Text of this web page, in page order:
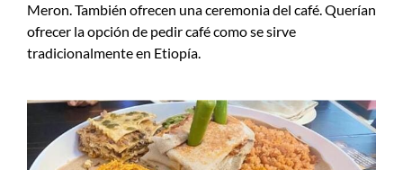
Meron. También ofrecen una ceremonia del café. Querían
ofrecer la opción de pedir café como se sirve
tradicionalmente en Etiopía.